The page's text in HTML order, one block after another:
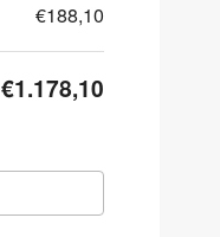
€188,10
€1.178,10